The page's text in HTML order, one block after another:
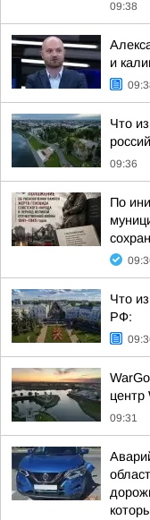
09:38
и
Что
09:36
По
Что
РФ:
центр
09:31